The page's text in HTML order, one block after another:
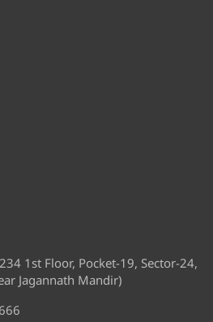
1st Floor, Pocket-19, Sector-24,
Jagannath Mandir)